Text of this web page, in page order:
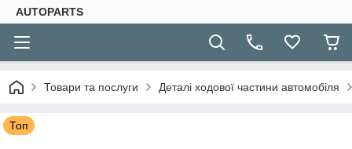
AUTOPARTS
Товари та послуги Деталі ходової частини автомобіля
Топ